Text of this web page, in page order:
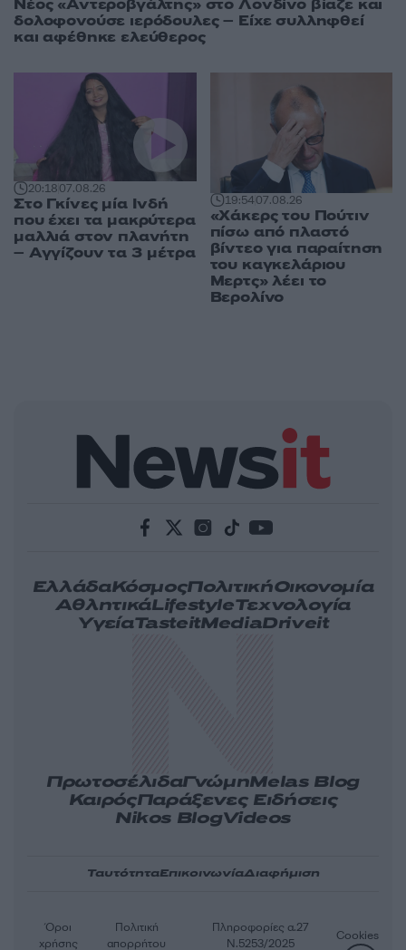
Νέος «Αντεροβγάλτης» στο Λονδίνο βίαζε και
δολοφονούσε ιερόδουλες – Είχε συλληφθεί
και αφέθηκε ελεύθερος
20:1807.08.26
Στο Γκίνες μία Ινδή
που έχει τα μακρύτερα
μαλλιά στον πλανήτη
– Αγγίζουν τα 3 μέτρα
19:5407.08.26
«Χάκερς του Πούτιν
πίσω από πλαστό
βίντεο για παραίτηση
του καγκελάριου
Μερτς» λέει το
Βερολίνο
ΕλλάδαΚόσμοςΠολιτικήΟικονομία
ΑθλητικάLifestyleΤεχνολογία
ΥγείαTasteitMediaDriveit
ΠρωτοσέλιδαΓνώμηMelas Blog
ΚαιρόςΠαράξενες Ειδήσεις
Nikos BlogVideos
ΤαυτότηταΕπικοινωνίαΔιαφήμιση
Όροι
χρήσης
Πολιτική
απορρήτου
Πληροφορίες α.27
Ν.5253/2025
Cookies